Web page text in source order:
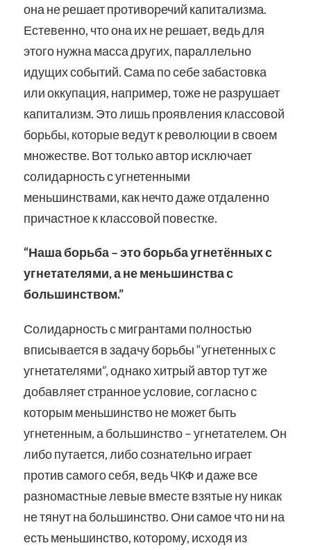
она не решает противоречий капитализма.
Естевенно, что она их не решает, ведь для
этого нужна масса других, параллельно
идущих событий. Сама по себе забастовка
или оккупация, например, тоже не разрушает
капитализм. Это лишь проявления классовой
борьбы, которые ведут к революции в своем
множестве. Вот только автор исключает
солидарность с угнетенными
меньшинствами, как нечто даже отдаленно
причастное к классовой повестке.
“Наша борьба – это борьба угнетённых с
угнетателями, а не меньшинства с
большинством.”
Солидарность с мигрантами полностью
вписывается в задачу борьбы “угнетенных с
угнетателями”, однако хитрый автор тут же
добавляет странное условие, согласно с
которым меньшинство не может быть
угнетенным, а большинство – угнетателем. Он
либо путается, либо сознательно играет
против самого себя, ведь ЧКФ и даже все
разномастные левые вместе взятые ну никак
не тянут на большинство. Они самое что ни на
есть меньшинство, которому, исходя из